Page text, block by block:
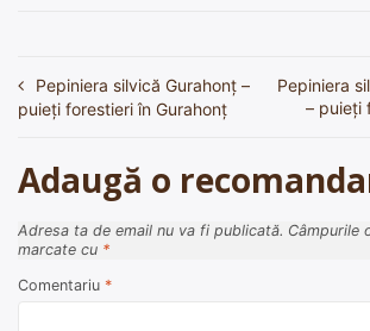
Navigare
articole
Pepiniera silvică Gurahonţ –
puieți forestieri în Gurahonţ
Pepiniera
– puieți
Adaugă o
Adresa ta de email nu va fi publicată. Câmpurile
marcate cu *
Comentariu *